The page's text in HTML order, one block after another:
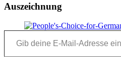
Auszeichnung
Gib deine E-Mail-Adresse ein ...